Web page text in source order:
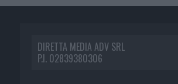
DIRETTA MEDIA ADV SRL
P.I. 02839380306